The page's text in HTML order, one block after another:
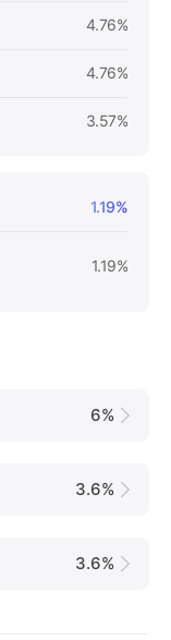
1.19%
1.19%
4.76%
4.76%
3.57%
6%
3.6%
3.6%